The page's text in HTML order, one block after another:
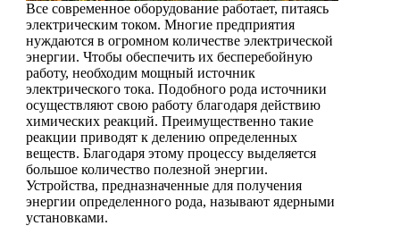
Все современное оборудование работает, питаясь
электрическим током. Многие предприятия
нуждаются в огромном количестве электрической
энергии. Чтобы обеспечить их бесперебойную
работу, необходим мощный источник
электрического тока. Подобного рода источники
осуществляют свою работу благодаря действию
химических реакций. Преимущественно такие
реакции приводят к делению определенных
веществ. Благодаря этому процессу выделяется
большое количество полезной энергии.
Устройства, предназначенные для получения
энергии определенного рода, называют ядерными
установками.